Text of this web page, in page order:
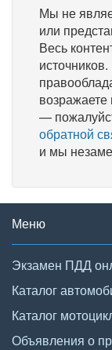
Мы не
или
Весь
—
обратной
и мы
Меню
Экзамен ПДД
Каталог
Каталог
Объявления о